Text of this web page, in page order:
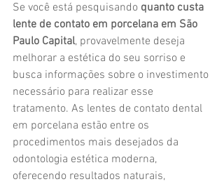
Se você está pesquisando quanto custa
lente de contato em porcelana em São
Paulo Capital, provavelmente deseja
melhorar a estética do seu sorriso e
busca informações sobre o investimento
necessário para realizar esse
tratamento. As lentes de contato dental
em porcelana estão entre os
procedimentos mais desejados da
odontologia estética moderna,
oferecendo resultados naturais,